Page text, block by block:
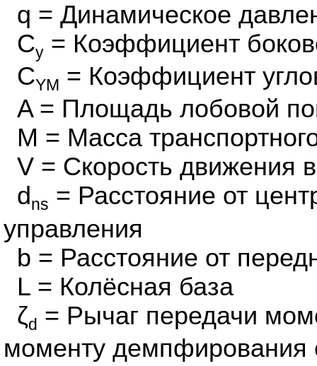
q = Динамическое
Cy = Коэффициент
CYM = Коэффициент
A = Площадь лобовой
M = Масса
V = Скорость движения
d ns = Расстояние от
управления
b = Расстояние от
L = Колёсная база
ζd = Рычаг передачи
моменту